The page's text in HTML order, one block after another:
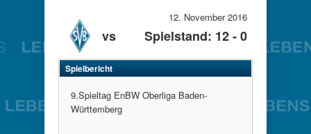
vs
12. November 2016
Spielstand: 12 - 0
Spielbericht
9.Spieltag EnBW Oberliga Baden-
Württemberg